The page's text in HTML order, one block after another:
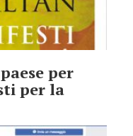
per
per la